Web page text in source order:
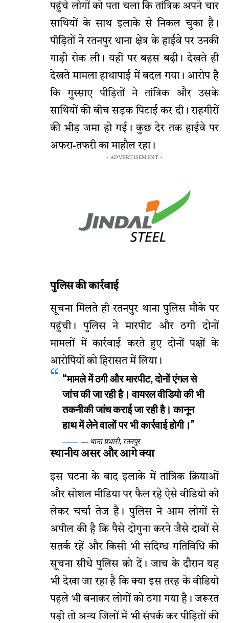
पहुंचे लोगों को पता चला कि तांत्रिक अपने चार
साथियों के साथ इलाके से निकल चुका है।
पीड़ितों ने रतनपुर थाना क्षेत्र के हाईवे पर उनकी
गाड़ी रोक ली। यहीं पर बहस बढ़ी। देखते ही
देखते मामला हाथापाई में बदल गया। आरोप है
कि गुस्साए पीड़ितों ने तांत्रिक और उसके
साथियों की बीच सड़क पिटाई कर दी। राहगीरों
की भीड़ जमा हो गई। कुछ देर तक हाईवे पर
अफरा-तफरी का माहौल रहा।
- ADVERTISEMENT -
पुलिस की कार्रवाई
सूचना मिलते ही रतनपुर थाना पुलिस मौके पर
पहुंची। पुलिस ने मारपीट और ठगी दोनों
मामलों में कार्रवाई करते हुए दोनों पक्षों के
आरोपियों को हिरासत में लिया।
“मामले में ठगी और मारपीट, दोनों एंगल से
जांच की जा रही है। वायरल वीडियो की भी
तकनीकी जांच कराई जा रही है। कानून
हाथ में लेने वालों पर भी कार्रवाई होगी।”
— थाना प्रभारी, रतनपुर
स्थानीय असर और आगे क्या
इस घटना के बाद इलाके में तांत्रिक क्रियाओं
और सोशल मीडिया पर फैल रहे ऐसे वीडियो को
लेकर चर्चा तेज है। पुलिस ने आम लोगों से
अपील की है कि पैसे दोगुना करने जैसे दावों से
सतर्क रहें और किसी भी संदिग्ध गतिविधि की
सूचना सीधे पुलिस को दें। जाच के दौरान यह
भी देखा जा रहा है कि क्या इस तरह के वीडियो
पहले भी बनाकर लोगों को ठगा गया है। जरूरत
पड़ी तो अन्य जिलों में भी संपर्क कर पीड़ितों की